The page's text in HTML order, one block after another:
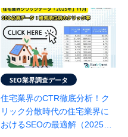
SEO業界調査データ
住宅業界のCTR徹底分析！ク
リック分散時代の住宅業界に
おけるSEOの最適解（2025年